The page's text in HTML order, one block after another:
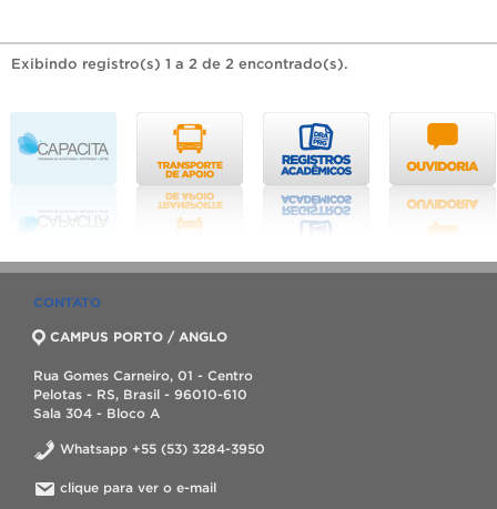
Exibindo registro(s) 1 a 2 de 2 encontrado(s).
CONTATO
CAMPUS PORTO / ANGLO
Rua Gomes Carneiro, 01 - Centro
Pelotas - RS, Brasil - 96010-610
Sala 304 - Bloco A
Whatsapp +55 (53) 3284-3950
clique para ver o e-mail